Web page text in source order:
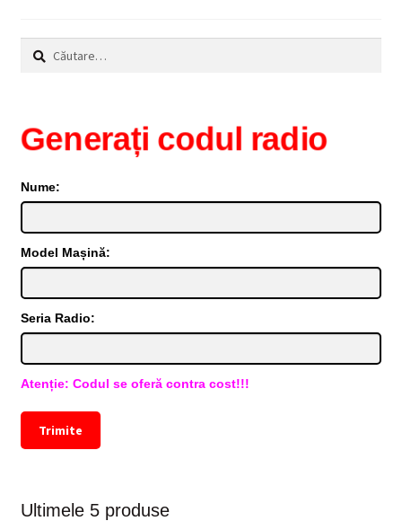
alese
Caută
după:
Generați codul radio
Nume:
Model Mașină:
Seria Radio:
Atenție: Codul se oferă contra cost!!!
Trimite
Ultimele 5 produse